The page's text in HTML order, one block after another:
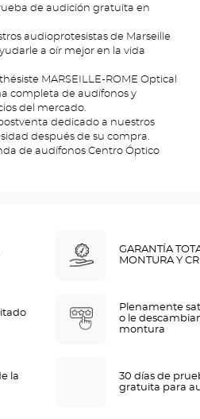
de audición gratuita en
audioprotesistas de Marseille
a oír mejor en la vida
MARSEILLE-ROME Optical
completa de audífonos y
del mercado.
dedicado a nuestros
después de su compra.
de audífonos Centro Óptico
GARANTÍA
MONTURA Y
Plenamente
o le
montura
la
30 días de
gratuita para